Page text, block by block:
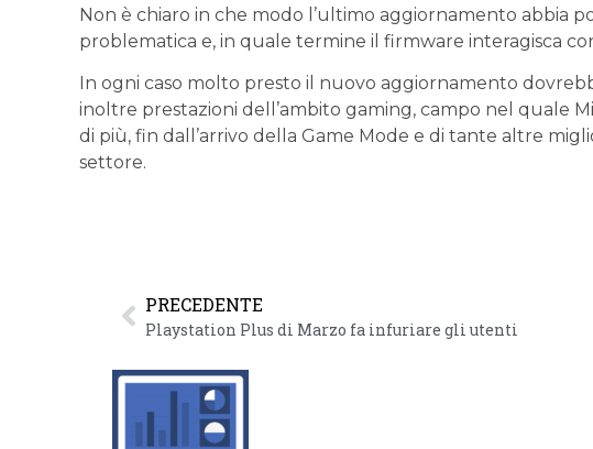
Non è chiaro in che modo l’ultimo aggiornamento abbia
problematica e, in quale termine il firmware interagisca
In ogni caso molto presto il nuovo aggiornamento
inoltre prestazioni dell’ambito gaming, campo nel quale
di più, fin dall’arrivo della Game Mode e di tante altre
settore.
PRECEDENTE
Playstation Plus di Marzo fa infuriare gli utenti